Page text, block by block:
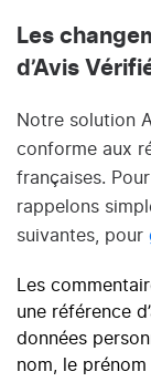
Les
d’Avis
Notre solution
conforme aux
françaises.
rappelons
suivantes, pour
Les
une référence
données
nom, le prénom